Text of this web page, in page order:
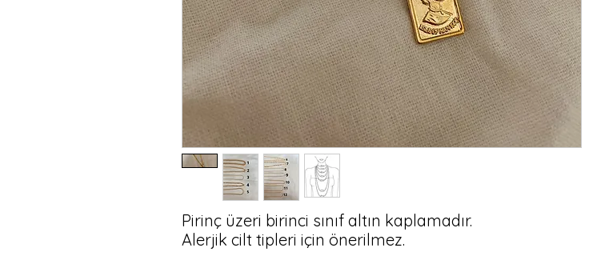
Pirinç üzeri birinci sınıf altın kaplamadır.
Alerjik cilt tipleri için önerilmez.